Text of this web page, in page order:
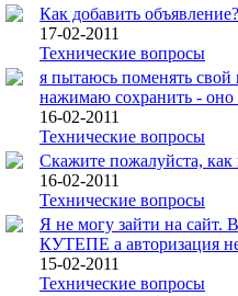
Как добавить
17-02-2011
Технические вопросы
я пытаюсь поменять свой
нажимаю сохранить - оно
16-02-2011
Технические вопросы
Скажите пожалуйста,
16-02-2011
Технические вопросы
Я не могу зайти на сайт.
КУТЕПЕ а авторизация
15-02-2011
Технические вопросы